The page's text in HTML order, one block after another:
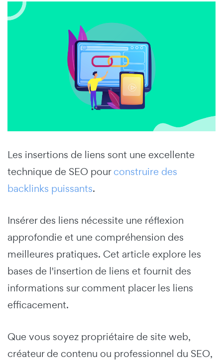
Les insertions de liens sont une excellente
technique de SEO pourconstruire des
backlinks puissants.
Insérer des liens nécessite une réflexion
approfondie et une compréhension des
meilleures pratiques. Cet article explore les
bases de l'insertion de liens et fournit des
informations sur comment placer les liens
efficacement.
Que vous soyez propriétaire de site web,
créateur de contenu ou professionnel du SEO,